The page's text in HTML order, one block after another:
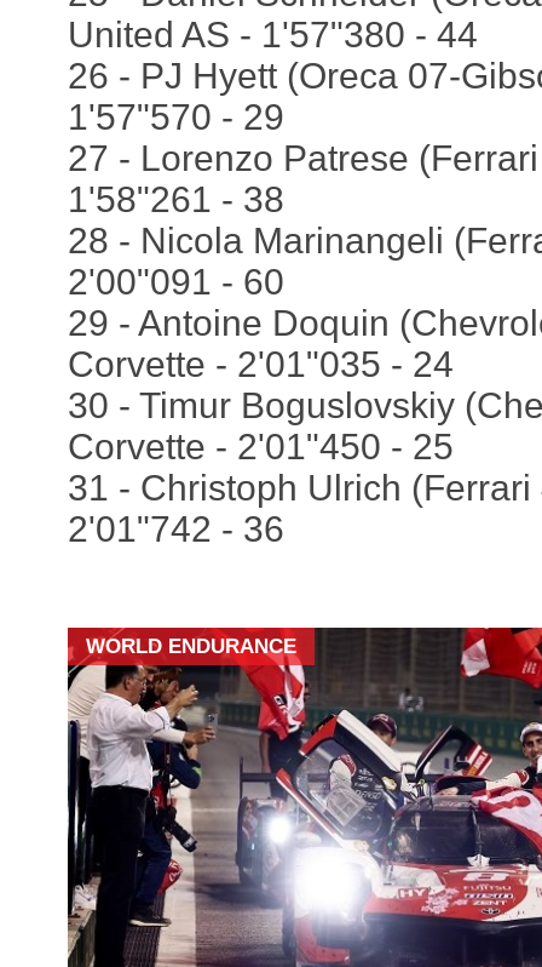
United AS - 1'57"380 - 44
26 - PJ Hyett (Oreca 07-
1'57"570 - 29
27 - Lorenzo Patrese
1'58"261 - 38
28 - Nicola Marinangeli
2'00"091 - 60
29 - Antoine Doquin
Corvette - 2'01"035 - 24
30 - Timur Boguslovskiy
Corvette - 2'01"450 - 25
31 - Christoph Ulrich
2'01"742 - 36
WORLD ENDURANCE